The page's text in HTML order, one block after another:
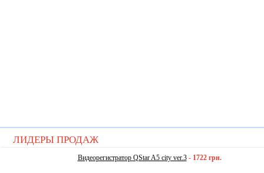
ЛИДЕРЫ ПРОДАЖ
Видеорегистратор QStar A5 city ver.3- 1722 грн.